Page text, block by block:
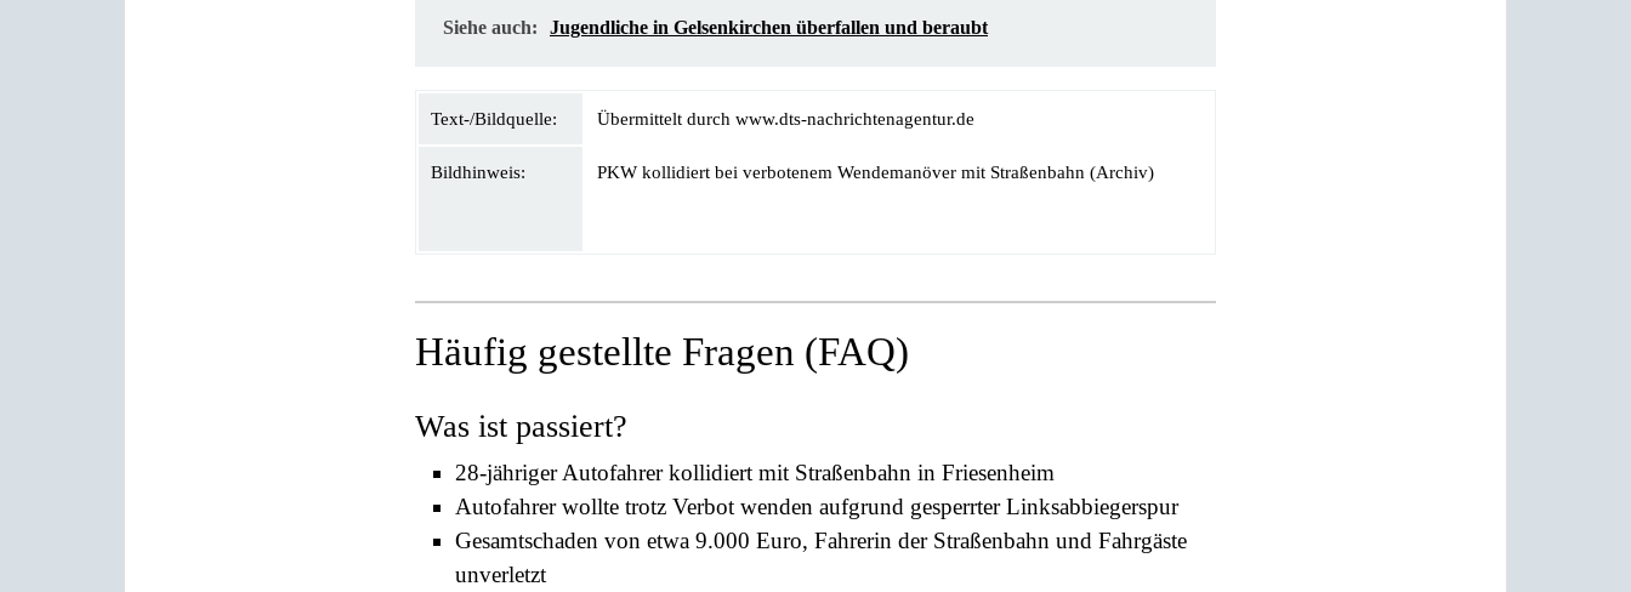
Siehe auch: Jugendliche in Gelsenkirchen überfallen und beraubt
Text-/Bildquelle: Übermittelt durch www.dts-nachrichtenagentur.de
Bildhinweis: PKW kollidiert bei verbotenem Wendemanöver mit Straßenbahn (Archiv)
Häufig gestellte Fragen (FAQ)
Was ist passiert?
28-jähriger Autofahrer kollidiert mit Straßenbahn in Friesenheim
Autofahrer wollte trotz Verbot wenden aufgrund gesperrter Linksabbiegerspur
Gesamtschaden von etwa 9.000 Euro, Fahrerin der Straßenbahn und Fahrgäste
unverletzt